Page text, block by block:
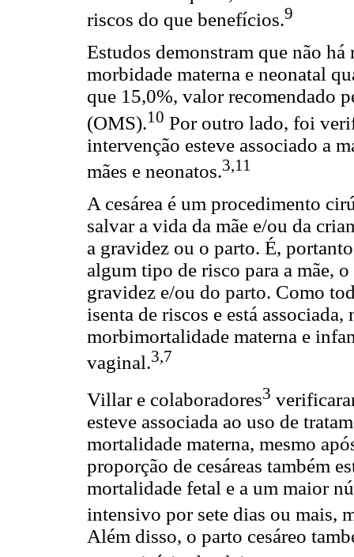
riscos do que benefícios.9
Estudos demonstram que não
morbidade materna e neonatal
que 15,0%, valor recomendado
(OMS).10 Por outro lado, foi
intervenção esteve associado a
mães e neonatos.3,11
A cesárea é um procedimento
salvar a vida da mãe e/ou da
a gravidez ou o parto. É,
algum tipo de risco para a mãe,
gravidez e/ou do parto. Como
isenta de riscos e está
morbimortalidade materna e
vaginal.3,7
Villar e colaboradores3
esteve associada ao uso de
mortalidade materna, mesmo
proporção de cesáreas também
mortalidade fetal e a um maior
intensivo por sete dias ou mais,
Além disso, o parto cesáreo